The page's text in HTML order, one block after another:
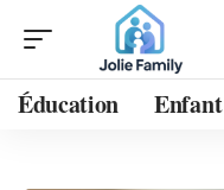
Éducation Enfant